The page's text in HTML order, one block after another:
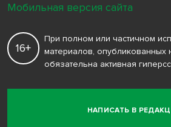
НАПИСАТЬ В
16+
При полном или частичном
материалов, опубликованных
обязательна активная
Мобильная версия сайта